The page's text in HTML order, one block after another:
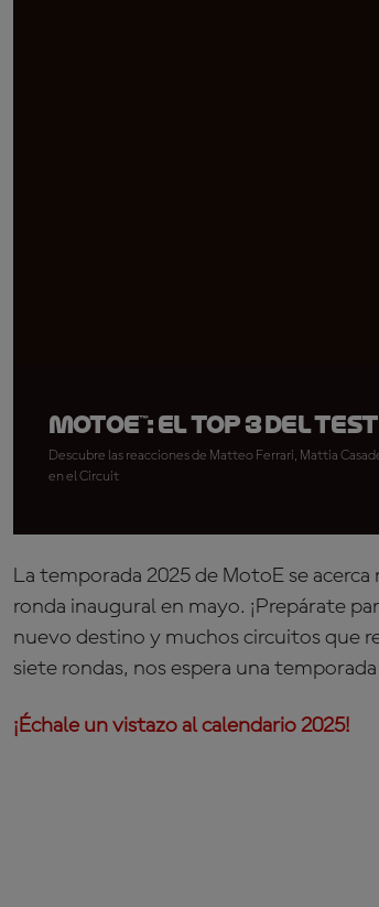
MotoE™: El Top 3 del
Descubre las reacciones de Matteo Ferrari, Mattia
en el Circuit
La temporada 2025 de MotoE se
ronda inaugural en mayo. ¡Prepárate
nuevo destino y muchos circuitos que
siete rondas, nos espera una
¡Échale un vistazo al calendario 2025!